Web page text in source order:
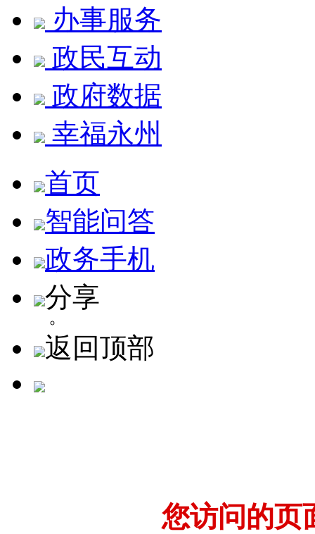
办事服务
政民互动
政府数据
幸福永州
首页
智能问答
政务手机
分享
返回顶部
您访问的页